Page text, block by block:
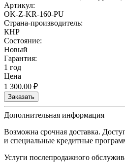
Артикул:
OK-Z-KR-160-PU
Страна-производитель:
КНР
Состояние:
Новый
Гарантия:
1 год
Цена
1 300.00 ₽
Заказать
Дополнительная информация
Возможна срочная доставка.
и специальные кредитные
Услуги послепродажного